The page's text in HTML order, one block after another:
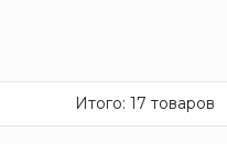
Итого: 17 товаров